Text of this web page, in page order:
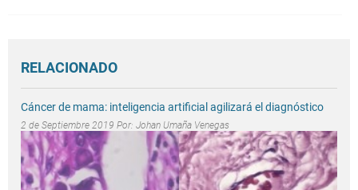
RELACIONADO
Cáncer de mama: inteligencia artificial agilizará el diagnóstico
2 de Septiembre 2019 Por: Johan Umaña Venegas